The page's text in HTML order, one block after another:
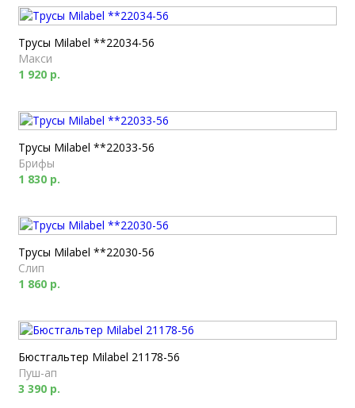
Трусы Milabel **22034-56
Макси
1 920 р.
Трусы Milabel **22033-56
Брифы
1 830 р.
Трусы Milabel **22030-56
Слип
1 860 р.
Бюстгальтер Milabel 21178-56
Пуш-ап
3 390 р.